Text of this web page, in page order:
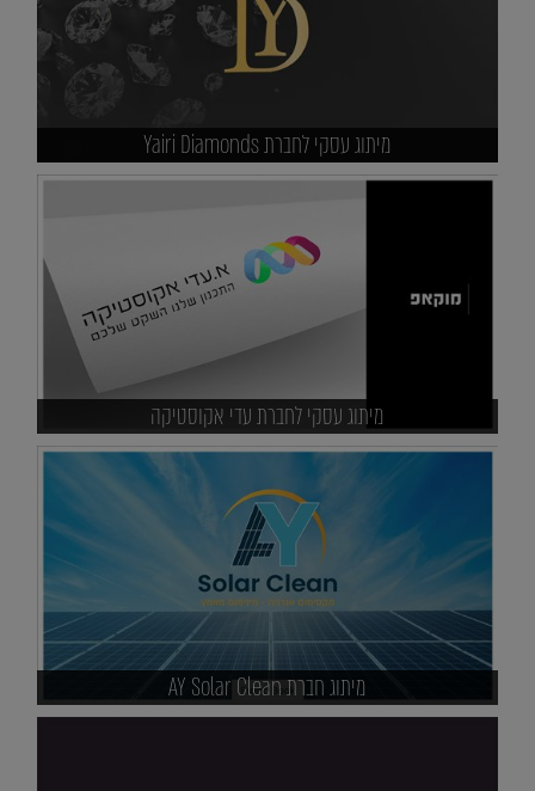
מיתוג עסקי לחברת Yairi Diamonds
מיתוג עסקי לחברת עדי אקוסטיקה
מיתוג חברת AY Solar Clean